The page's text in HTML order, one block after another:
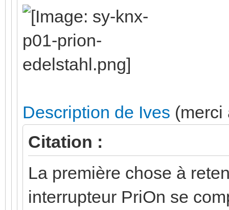
Description de Ives (merci
Citation :
La première chose à
interrupteur PriOn se